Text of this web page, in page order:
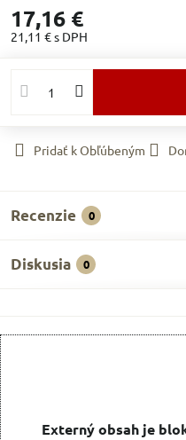
17,16 €
21,11 €s DPH
Pridať k Obľúbeným
Recenzie 0
Diskusia 0
Externý obsah je